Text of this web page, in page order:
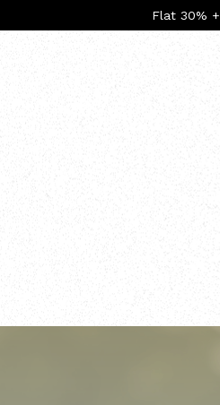
Flat 30%